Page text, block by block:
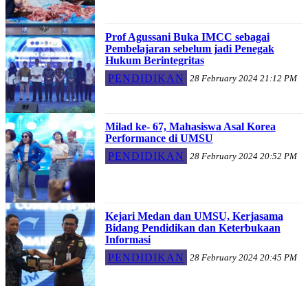
Prof Agussani Buka IMCC sebagai
Pembelajaran sebelum jadi Penegak
Hukum Berintegritas
PENDIDIKAN
28 February 2024 21:12 PM
Milad ke- 67, Mahasiswa Asal Korea
Performance di UMSU
PENDIDIKAN
28 February 2024 20:52 PM
Kejari Medan dan UMSU, Kerjasama
Bidang Pendidikan dan Keterbukaan
Informasi
PENDIDIKAN
28 February 2024 20:45 PM